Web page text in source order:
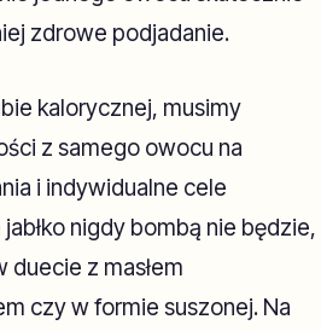
zdrowe podjadanie.
kalorycznej, musimy
z samego owocu na
i indywidualne cele
nigdy bombą nie będzie,
duecie z masłem
czy w formie suszonej. Na